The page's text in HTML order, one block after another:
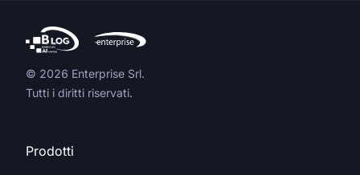
© 2026 Enterprise Srl.
Tutti i diritti riservati.
Prodotti